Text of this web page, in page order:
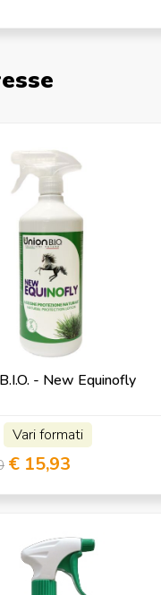
- New Equinofly
Vari formati
€ 15,93